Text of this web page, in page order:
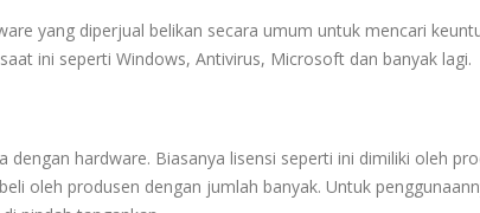
yang diperjual belikan secara umum untuk mencari
ini seperti Windows, Antivirus, Microsoft dan banyak lagi.
dengan hardware. Biasanya lisensi seperti ini dimiliki oleh
oleh produsen dengan jumlah banyak. Untuk